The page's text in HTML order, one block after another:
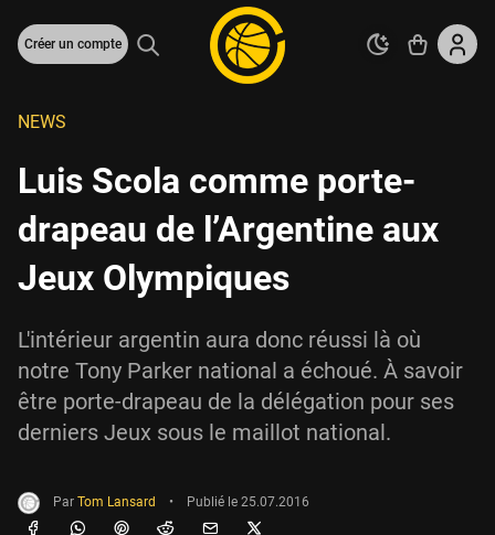
Créer un compte
NEWS
Luis Scola comme porte-
drapeau de l’Argentine aux
Jeux Olympiques
L'intérieur argentin aura donc réussi là où
notre Tony Parker national a échoué. À savoir
être porte-drapeau de la délégation pour ses
derniers Jeux sous le maillot national.
Par Tom Lansard • Publié le 25.07.2016